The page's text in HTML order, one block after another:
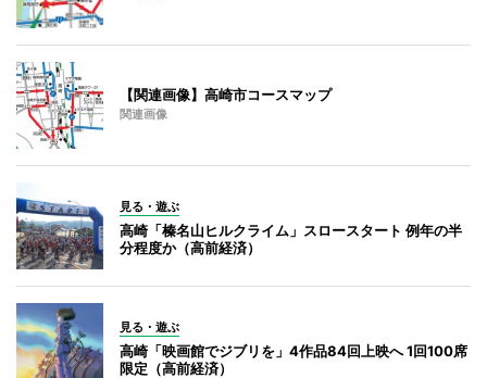
【関連画像】高崎市コースマップ
関連画像
見る・遊ぶ
高崎「榛名山ヒルクライム」スロースタート 例年の半
分程度か（高前経済）
見る・遊ぶ
高崎「映画館でジブリを」4作品84回上映へ 1回100席
限定（高前経済）